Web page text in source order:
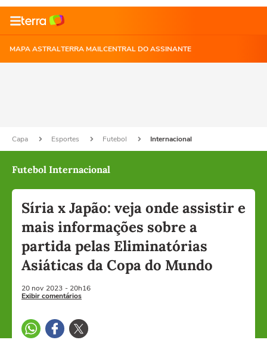
MAPA ASTRALTERRA MAILCENTRAL DO ASSINANTE
Capa Esportes Futebol Internacional
Futebol Internacional
Síria x Japão: veja onde assistir e
mais informações sobre a
partida pelas Eliminatórias
Asiáticas da Copa do Mundo
20 nov 2023 - 20h16
Exibir comentários